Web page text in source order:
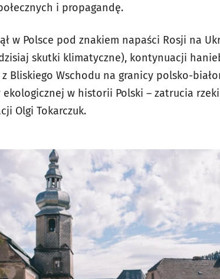
i propagandę.
w Polsce pod znakiem napaści Rosji na
skutki klimatyczne), kontynuacji
Bliskiego Wschodu na granicy polsko-
w historii Polski – zatrucia
Olgi Tokarczuk.